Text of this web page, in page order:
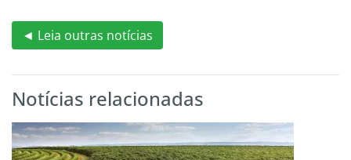
◄ Leia outras notícias
Notícias relacionadas